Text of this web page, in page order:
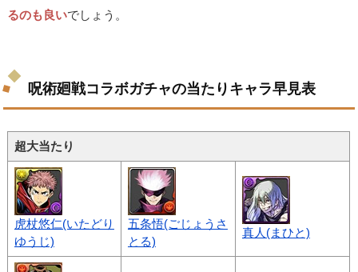
るのも良いでしょう。
呪術廻戦コラボガチャの当たりキャラ早見表
超大当たり
虎杖悠仁(いたどり
ゆうじ)
五条悟(ごじょうさ
とる)
真人(まひと)